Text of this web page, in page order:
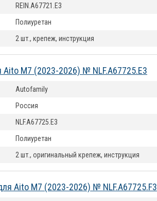
REIN.A67721.E3
Полиуретан
2 шт., крепеж, инструкция
M7 (2023-2026) № NLF.A67725.E3
Autofamily
Россия
NLF.A67725.E3
Полиуретан
2 шт., оригинальный крепеж, инструкция
Aito M7 (2023-2026) № NLF.A67725.F3